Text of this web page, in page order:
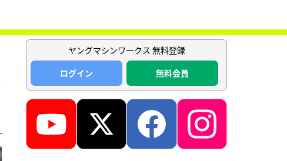
ヤングマシンワークス 無料登録
ログイン
無料会員